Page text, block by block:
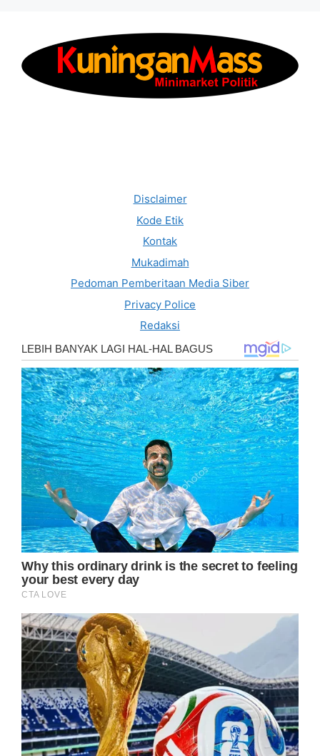
Disclaimer
Kode Etik
Kontak
Mukadimah
Pedoman Pemberitaan Media Siber
Privacy Police
Redaksi